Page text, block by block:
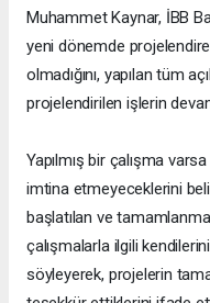
Muhammet Kaynar, İBB
yeni dönemde
olmadığını, yapılan tüm
projelendirilen işlerin
Yapılmış bir çalışma
imtina etmeyeceklerini
başlatılan ve
çalışmalarla ilgili
söyleyerek, projelerin